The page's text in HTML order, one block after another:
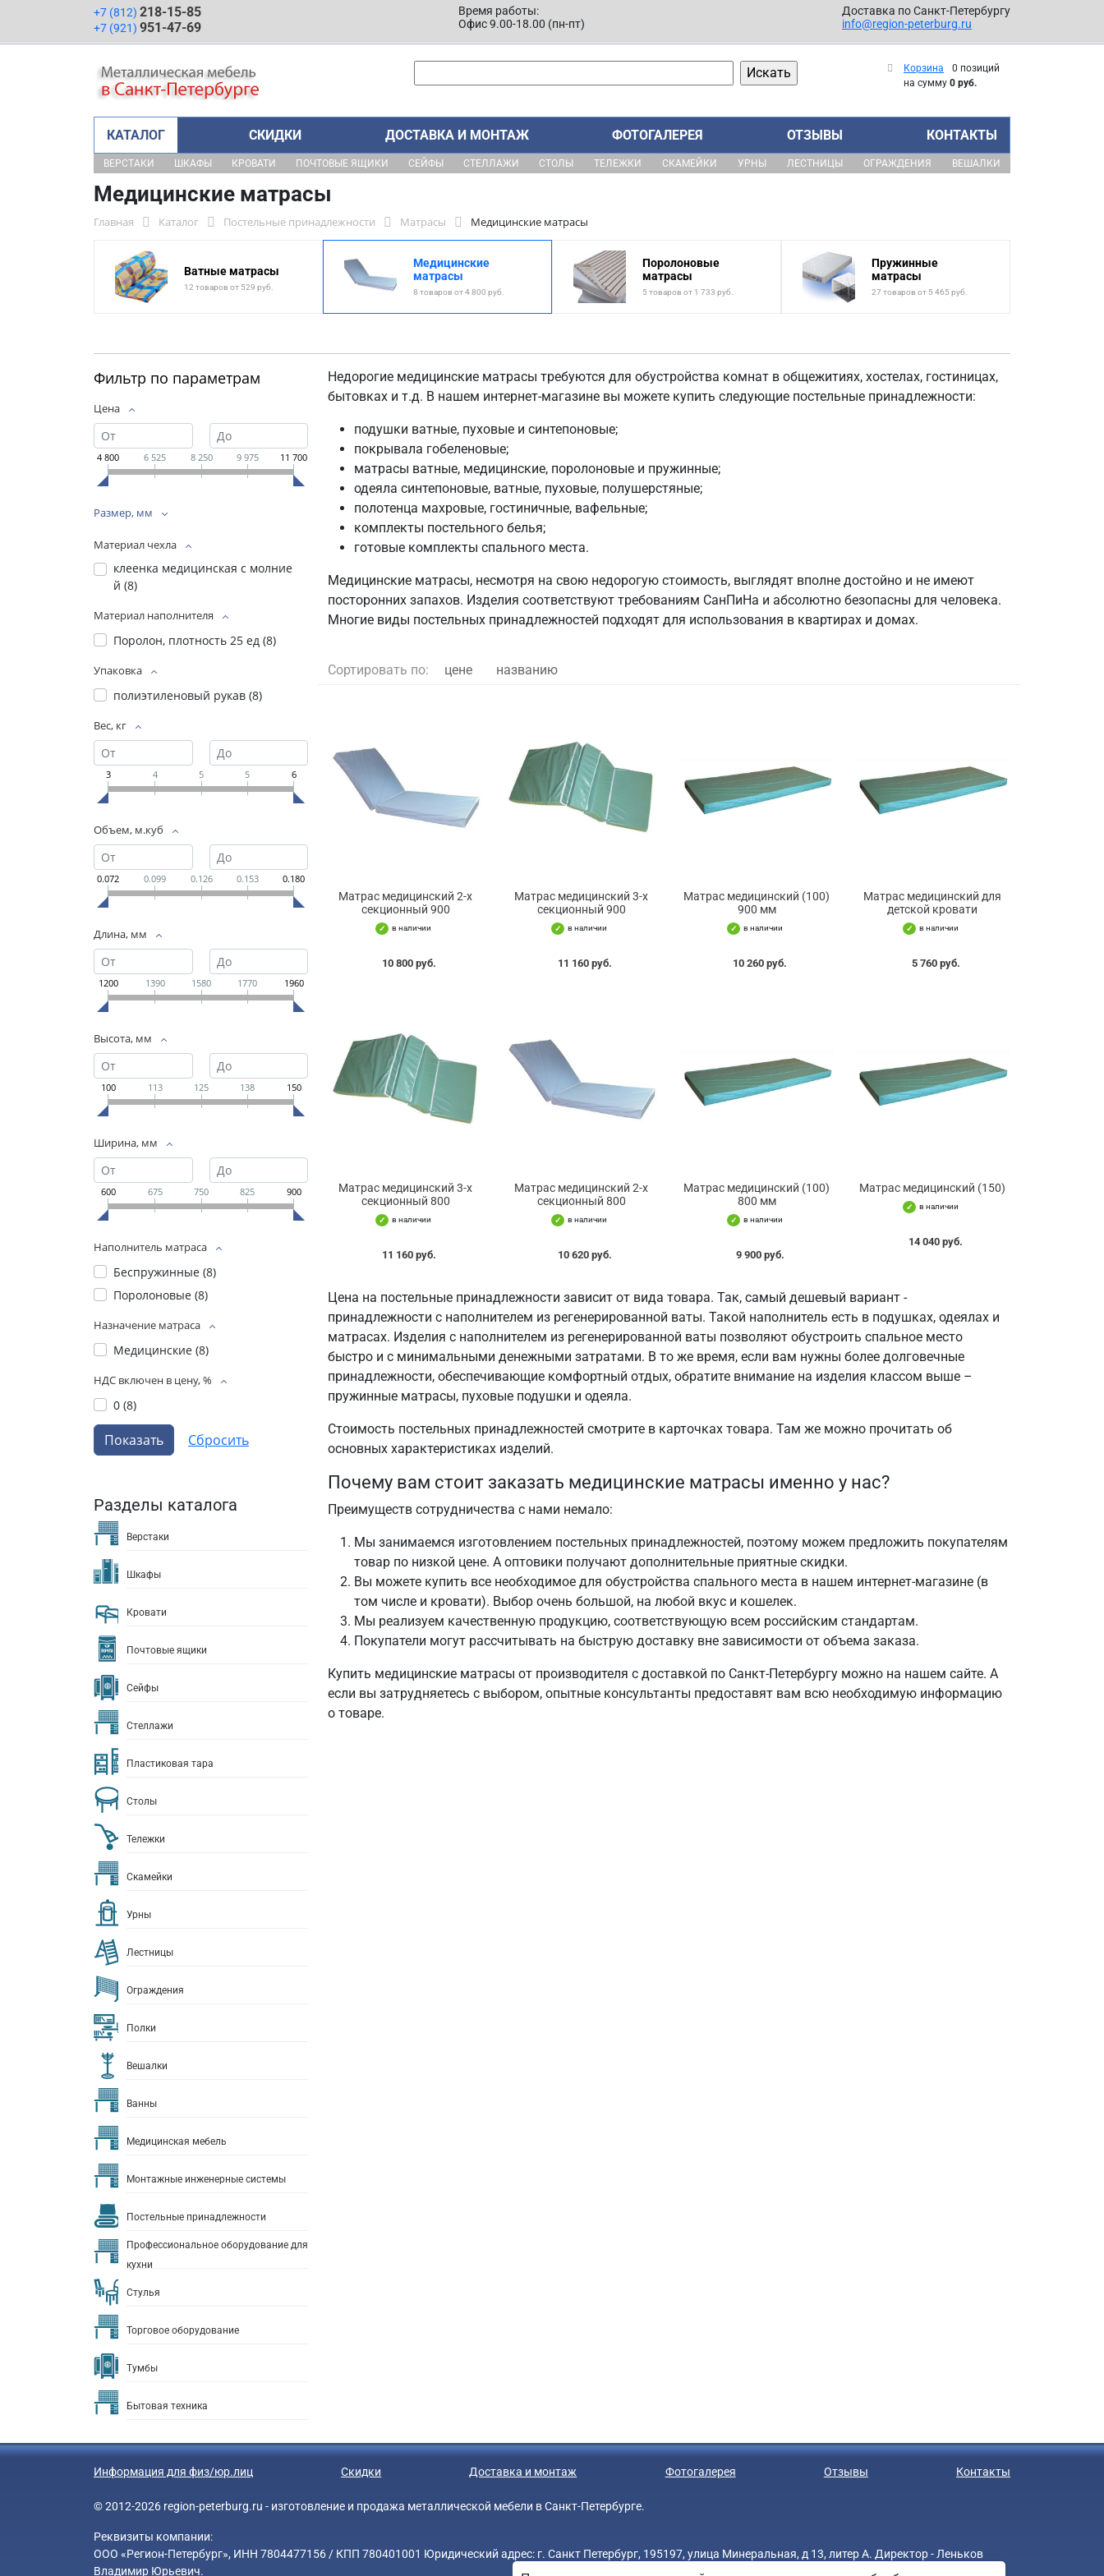
+7 (812) 218-15-85
+7 (921) 951-47-69
Время работы:
Офис 9.00-18.00 (пн-пт)
Доставка по Санкт-Петербургу
info@region-peterburg.ru
Корзина
0 позиций
на сумму 0 руб.
КАТАЛОГ СКИДКИ ДОСТАВКА И МОНТАЖ ФОТОГАЛЕРЕЯ ОТЗЫВЫ КОНТАКТЫ
ВЕРСТАКИ ШКАФЫ КРОВАТИ ПОЧТОВЫЕ ЯЩИКИ СЕЙФЫ СТЕЛЛАЖИ СТОЛЫ ТЕЛЕЖКИ СКАМЕЙКИ УРНЫ ЛЕСТНИЦЫ ОГРАЖДЕНИЯ ВЕШАЛКИ
Медицинские матрасы
Главная Каталог Постельные принадлежности Матрасы Медицинские матрасы
Ватные матрасы
12 товаров от 529 руб.
Медицинские
матрасы
8 товаров от 4 800 руб.
Поролоновые
матрасы
5 товаров от 1 733 руб.
Пружинные
матрасы
27 товаров от 5 465 руб.
Фильтр по параметрам
Цена
4 800 6 525 8 250 9 975 11 700
Размер, мм
Материал чехла
клеенка медицинская с молние
й (8)
Материал наполнителя
Поролон, плотность 25 ед (8)
Упаковка
полиэтиленовый рукав (8)
Вес, кг
3 4 5 5 6
Объем, м.куб
0.072 0.099 0.126 0.153 0.180
Длина, мм
1200 1390 1580 1770 1960
Высота, мм
100 113 125 138 150
Ширина, мм
600 675 750 825 900
Наполнитель матраса
Беспружинные (8)
Поролоновые (8)
Назначение матраса
Медицинские (8)
НДС включен в цену, %
0 (8)
Разделы каталога
Верстаки
Шкафы
Кровати
Почтовые ящики
Сейфы
Стеллажи
Пластиковая тара
Столы
Тележки
Скамейки
Урны
Лестницы
Ограждения
Полки
Вешалки
Ванны
Медицинская мебель
Монтажные инженерные системы
Постельные принадлежности
Профессиональное оборудование для
кухни
Стулья
Торговое оборудование
Тумбы
Бытовая техника
Недорогие медицинские матрасы требуются для обустройства комнат в общежитиях, хостелах, гостиницах,
бытовках и т.д. В нашем интернет-магазине вы можете купить следующие постельные принадлежности:
подушки ватные, пуховые и синтепоновые;
покрывала гобеленовые;
матрасы ватные, медицинские, поролоновые и пружинные;
одеяла синтепоновые, ватные, пуховые, полушерстяные;
полотенца махровые, гостиничные, вафельные;
комплекты постельного белья;
готовые комплекты спального места.
Медицинские матрасы, несмотря на свою недорогую стоимость, выглядят вполне достойно и не имеют
посторонних запахов. Изделия соответствуют требованиям СанПиНа и абсолютно безопасны для человека.
Многие виды постельных принадлежностей подходят для использования в квартирах и домах.
Сортировать по: цене названию
Матрас медицинский 2-х
секционный 900
в наличии
10 800 руб.
Матрас медицинский 3-х
секционный 900
в наличии
11 160 руб.
Матрас медицинский (100)
900 мм
в наличии
10 260 руб.
Матрас медицинский для
детской кровати
в наличии
5 760 руб.
Матрас медицинский 3-х
секционный 800
в наличии
11 160 руб.
Матрас медицинский 2-х
секционный 800
в наличии
10 620 руб.
Матрас медицинский (100)
800 мм
в наличии
9 900 руб.
Матрас медицинский (150)
в наличии
14 040 руб.
Цена на постельные принадлежности зависит от вида товара. Так, самый дешевый вариант -
принадлежности с наполнителем из регенерированной ваты. Такой наполнитель есть в подушках, одеялах и
матрасах. Изделия с наполнителем из регенерированной ваты позволяют обустроить спальное место
быстро и с минимальными денежными затратами. В то же время, если вам нужны более долговечные
принадлежности, обеспечивающие комфортный отдых, обратите внимание на изделия классом выше –
пружинные матрасы, пуховые подушки и одеяла.
Стоимость постельных принадлежностей смотрите в карточках товара. Там же можно прочитать об
основных характеристиках изделий.
Почему вам стоит заказать медицинские матрасы именно у нас?
Преимуществ сотрудничества с нами немало:
Мы занимаемся изготовлением постельных принадлежностей, поэтому можем предложить покупателям
товар по низкой цене. А оптовики получают дополнительные приятные скидки.
Вы можете купить все необходимое для обустройства спального места в нашем интернет-магазине (в
том числе и кровати). Выбор очень большой, на любой вкус и кошелек.
Мы реализуем качественную продукцию, соответствующую всем российским стандартам.
Покупатели могут рассчитывать на быструю доставку вне зависимости от объема заказа.
Купить медицинские матрасы от производителя с доставкой по Санкт-Петербургу можно на нашем сайте. А
если вы затрудняетесь с выбором, опытные консультанты предоставят вам всю необходимую информацию
о товаре.
Информация для физ/юр.лиц Скидки Доставка и монтаж Фотогалерея Отзывы Контакты
© 2012-2026 region-peterburg.ru - изготовление и продажа металлической мебели в Санкт-Петербурге.
Реквизиты компании:
ООО «Регион-Петербург», ИНН 7804477156 / КПП 780401001 Юридический адрес: г. Санкт Петербург, 195197, улица Минеральная, д 13, литер А. Директор - Леньков
Владимир Юрьевич.